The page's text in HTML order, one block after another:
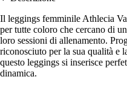
Il leggings femminile Athlecia
per tutte coloro che cercano di
loro sessioni di allenamento.
riconosciuto per la sua qualità e
questo leggings si inserisce
dinamica.